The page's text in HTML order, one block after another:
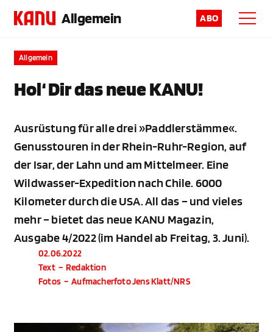
Allgemein ABO
Allgemein
Hol‘ Dir das neue KANU!
Ausrüstung für alle drei »Paddlerstämme«.
Genusstouren in der Rhein-Ruhr-Region, auf
der Isar, der Lahn und am Mittelmeer. Eine
Wildwasser-Expedition nach Chile. 6000
Kilometer durch die USA. All das – und vieles
mehr – bietet das neue KANU Magazin,
Ausgabe 4/2022 (im Handel ab Freitag, 3. Juni).
02.06.2022
Text – Redaktion
Fotos – Aufmacherfoto Jens Klatt/NRS